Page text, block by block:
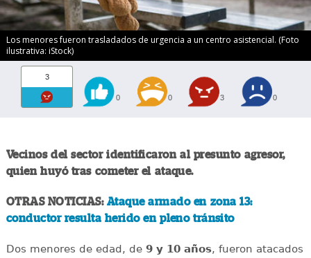
Los menores fueron trasladados de urgencia a un centro asistencial. (Foto
ilustrativa: iStock)
3
0 0 3 0
Vecinos del sector identificaron al presunto agresor,
quien huyó tras cometer el ataque.
OTRAS NOTICIAS:Ataque armado en zona 13:
conductor resulta herido en pleno tránsito
Dos menores de edad, de 9 y 10 años, fueron atacados